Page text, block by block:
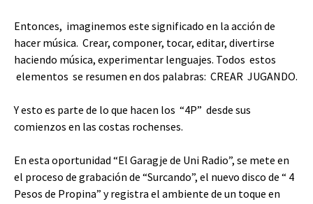
Entonces, imaginemos este significado en la acción de
hacer música. Crear, componer, tocar, editar, divertirse
haciendo música, experimentar lenguajes. Todos estos
elementos se resumen en dos palabras: CREAR JUGANDO.
Y esto es parte de lo que hacen los “4P” desde sus
comienzos en las costas rochenses.
En esta oportunidad “El Garagje de Uni Radio”, se mete en
el proceso de grabación de “Surcando”, el nuevo disco de “ 4
Pesos de Propina” y registra el ambiente de un toque en